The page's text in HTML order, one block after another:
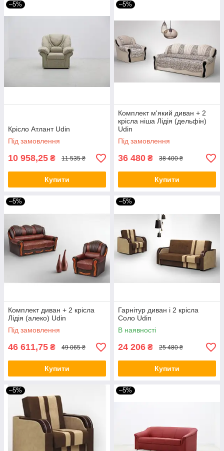
–5%
Крісло Атлант Udin
Під замовлення
10 958,25 ₴ 11 535 ₴
Купити
–5%
Комплект м'який диван + 2
крісла ніша Лідія (дельфін)
Udin
Під замовлення
36 480 ₴ 38 400 ₴
Купити
–5%
Комплект диван + 2 крісла
Лідія (алеко) Udin
Під замовлення
46 611,75 ₴ 49 065 ₴
Купити
–5%
Гарнітур диван і 2 крісла
Соло Udin
В наявності
24 206 ₴ 25 480 ₴
Купити
–5% –5%